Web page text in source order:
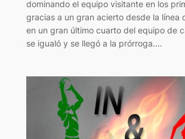
dominando el equipo visitante en los
gracias a un gran acierto desde la línea
en un gran último cuarto del equipo de
se igualó y se llegó a la prórroga.…